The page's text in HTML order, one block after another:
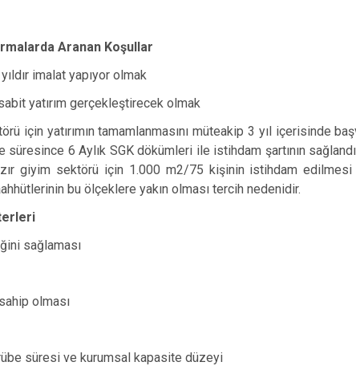
Aranan Koşullar
imalat yapıyor olmak
yatırım gerçekleştirecek olmak
için yatırımın tamamlanmasını müteakip 3 yıl içerisinde
6 Aylık SGK dökümleri ile istihdam şartının
giyim sektörü için 1.000 m2/75 kişinin istihdam edilmesi
bu ölçeklere yakın olması tercih nedenidir.
sağlaması
olması
süresi ve kurumsal kapasite düzeyi